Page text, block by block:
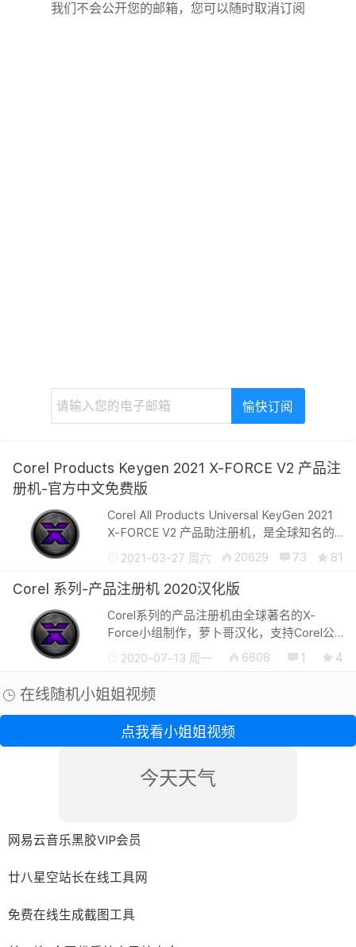
我们不会公开您的邮箱，您可以随时取消订阅
Corel Products Keygen 2021 X-FORCE V2 产品注
册机-官方中文免费版
Corel All Products Universal KeyGen 2021
X-FORCE V2 产品助注册机，是全球知名的
逆向河蟹小组代号XFORCE，其逆向河蟹小
组专业于Corel 公司的解锁钥匙制作而且极其
的神秘，没有人知道XFORCE河蟹小组...
2021-03-27 周六 20629 73 81
Corel 系列-产品注册机 2020汉化版
Corel系列的产品注册机由全球著名的X-
Force小组制作，萝卜哥汉化，支持Corel公
司旗下一共66款软件的注册激活，包括最新
的 CorelDRAW 2020、会声会影2020等产
品。 支持的软件列表 ...
2020-07-13 周一 6608 1 4
在线随机小姐姐视频
点我看小姐姐视频
今天天气
网易云音乐黑胶VIP会员
廿八星空站长在线工具网
免费在线生成截图工具